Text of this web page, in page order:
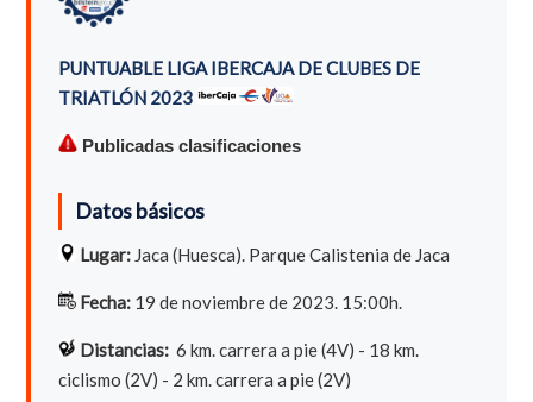
PUNTUABLE LIGA IBERCAJA DE CLUBES DE
TRIATLÓN 2023
Publicadas clasificaciones
Datos básicos
Lugar:Jaca (Huesca). Parque Calistenia de Jaca
Fecha:19 de noviembre de 2023. 15:00h.
Distancias: 6 km. carrera a pie (4V) - 18 km.
ciclismo (2V) - 2 km. carrera a pie (2V)